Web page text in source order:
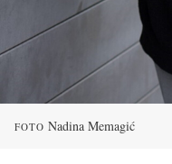
FOTO Nadina Memagić